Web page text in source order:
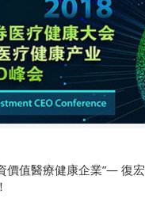
價值醫療健康企業”— 復宏